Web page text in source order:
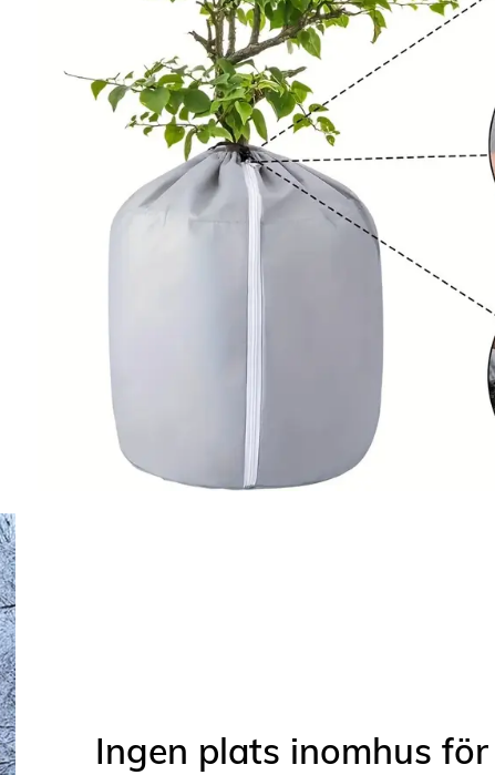
Ingen plats inomhus